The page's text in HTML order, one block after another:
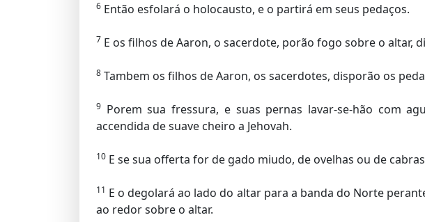
6 Então esfolará o holocausto, e o partirá em seus pedaços.
7 E os filhos de Aaron, o sacerdote, porão fogo sobre o altar,
8 Tambem os filhos de Aaron, os sacerdotes, disporão os
9 Porem sua fressura, e suas pernas lavar-se-hão com
accendida de suave cheiro a Jehovah.
10 E se sua offerta for de gado miudo, de ovelhas ou de
11 E o degolará ao lado do altar para a banda do Norte
ao redor sobre o altar.